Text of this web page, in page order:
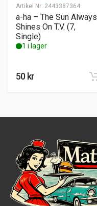
Artikel Nr: 2443387364
a-ha – The Sun Always
Shines On T.V. (7,
Single)
1 i lager
50 kr